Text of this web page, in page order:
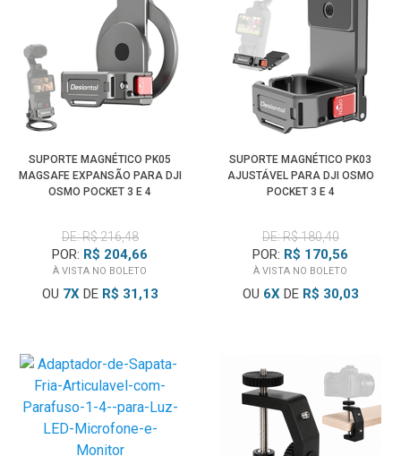
SUPORTE MAGNÉTICO PK05
MAGSAFE EXPANSÃO PARA DJI
OSMO POCKET 3 E 4
DE: R$ 216,48
POR: R$ 204,66
À VISTA NO BOLETO
OU 7XDE R$ 31,13
SUPORTE MAGNÉTICO PK03
AJUSTÁVEL PARA DJI OSMO
POCKET 3 E 4
DE: R$ 180,40
POR: R$ 170,56
À VISTA NO BOLETO
OU 6XDE R$ 30,03